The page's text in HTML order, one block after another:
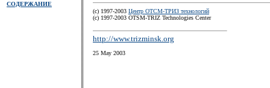
СОДЕРЖАНИЕ
(c) 1997-2003 Центр ОТСМ-ТРИЗ технологий
(с) 1997-2003 OTSM-TRIZ Technologies Center
http://www.trizminsk.org
25 May 2003